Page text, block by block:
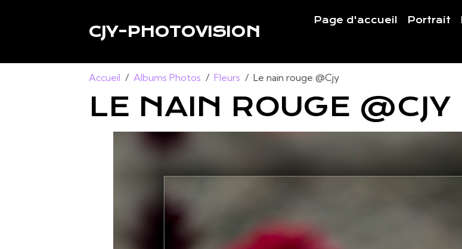
CJY-PHOTOVISION
Page d'accueil Portrait
Accueil Albums Photos Fleurs Le nain rouge @Cjy
LE NAIN ROUGE @CJY